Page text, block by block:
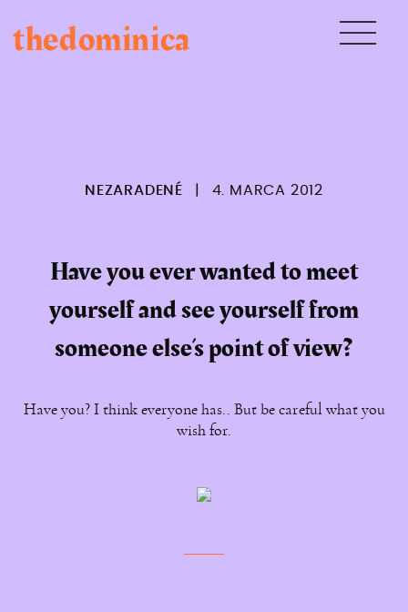
to
content
thedominica
NEZARADENÉ 4. MARCA 2012
Have you ever wanted to meet
yourself and see yourself from
someone else’s point of view?
Have you? I think everyone has.. But be careful what you
wish for.